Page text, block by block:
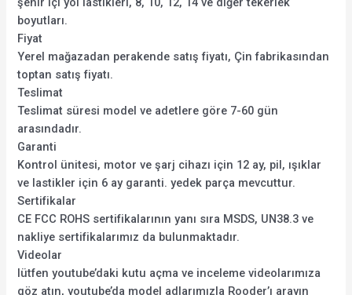
boyutları.
Fiyat
Yerel mağazadan perakende satış fiyatı, Çin fabrikasından
toptan satış fiyatı.
Teslimat
Teslimat süresi model ve adetlere göre 7-60 gün
arasındadır.
Garanti
Kontrol ünitesi, motor ve şarj cihazı için 12 ay, pil, ışıklar
ve lastikler için 6 ay garanti. yedek parça mevcuttur.
Sertifikalar
CE FCC ROHS sertifikalarının yanı sıra MSDS, UN38.3 ve
nakliye sertifikalarımız da bulunmaktadır.
Videolar
lütfen youtube’daki kutu açma ve inceleme videolarımıza
göz atın, youtube’da model adlarımızla Rooder’ı arayın